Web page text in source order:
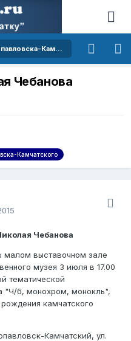
Фотографии Камчатки, фото Петропавловска-Камчатского
Чебанова
Камчатского
Чебанова
малом выставочном зале
музея 3 июля в 17.00
тематической
"Ч/б, монохром, монокль",
камчатского
Камчатский, ул.